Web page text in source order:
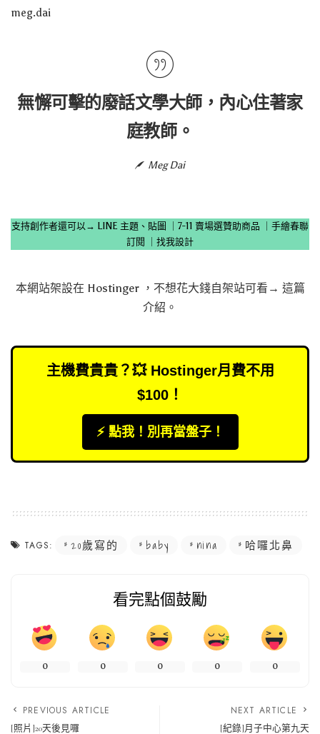
meg.dai
無懈可擊的廢話文學大師，內心住著家
庭教師。
Meg Dai
支持創作者還可以→ LINE 主題、貼圖 7-11 賣場選贊助商品
手繪春聯
訂閱
找我設計
本網站架設在 Hostinger，不想花大錢自架站可看→ 這篇
介紹 。
主機費貴貴？💥 Hostinger月費不用
$100！
⚡️ 點我！別再當盤子！
TAGS: 20歲寫的 baby nina 哈囉北鼻
看完點個鼓勵
0 0 0 0 0
PREVIOUS ARTICLE
[照片]20天後見囉
NEXT ARTICLE
[紀錄]月子中心第九天